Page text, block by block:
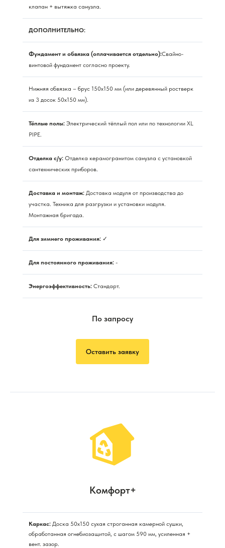
клапан + вытяжка санузла.
ДОПОЛНИТЕЛЬНО:
Фундамент и обвязка (оплачивается отдельно):Свайно-
винтовой фундамент согласно проекту.
Нижняя обвязка – брус 150х150 мм (или деревянный ростверк
из 3 досок 50х150 мм).
Тёплые полы: Электрический тёплый пол или по технологии XL
PIPE.
Отделка с/у: Отделка керамогранитом санузла с установкой
сантехнических приборов.
Доставка и монтаж: Доставка модуля от производства до
участка. Техника для разгрузки и установки модуля.
Монтажная бригада.
Для зимнего проживания: ✓
Для постоянного проживания: -
Энергоэффективность: Стандарт.
По запросу
Оставить заявку
Комфорт+
Каркас: Доска 50х150 сухая строганная камерной сушки,
обработанная огнебиозащитой, с шагом 590 мм, усиленная +
вент. зазор.